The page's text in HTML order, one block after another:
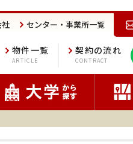
センター・事業所一覧
契約の流れ
CONTRACT
物件一覧
ARTICLE